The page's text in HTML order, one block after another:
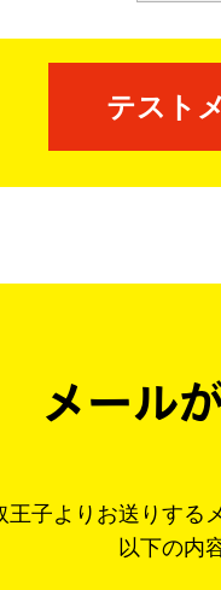
テスト
メール
王子よりお送りする
以下の内